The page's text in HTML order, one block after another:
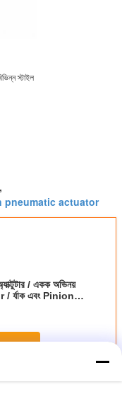
স্টাইল
pneumatic actuator
/ একক অভিনয়
/ র্যাক এবং Pinion